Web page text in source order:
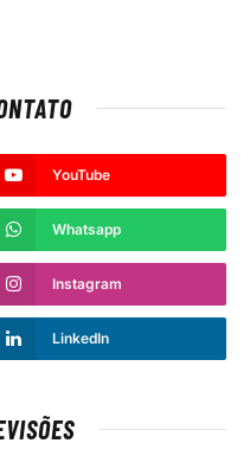
YouTube
Whatsapp
Instagram
LinkedIn